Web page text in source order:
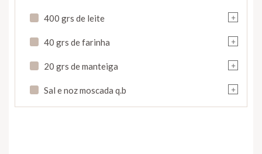
+
400 grs de leite
+
40 grs de farinha
+
20 grs de manteiga
+
Sal e noz moscada q.b